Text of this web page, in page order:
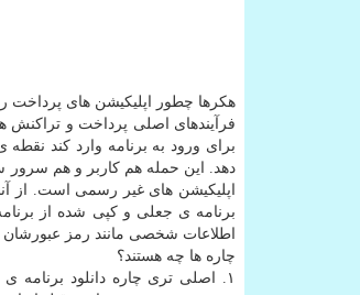
هكرها چطور اپلیكیشن های پرداخت
فرآیندهای اصلی پرداخت و تراكنش
برای ورود به برنامه وارد كند
دهد. این حمله هم كاربر و هم سرور
برنامه ی جعلی و كپی شده از
اطلاعات شخصی مانند رمز عبورشان
چاره ها چه هستند؟
۱. اصلی تری چاره دانلود برنامه ی رسمی از فروشگاه اپلیكیشن معتبر داخلی مثل بازار (كافه بازار) است. در این